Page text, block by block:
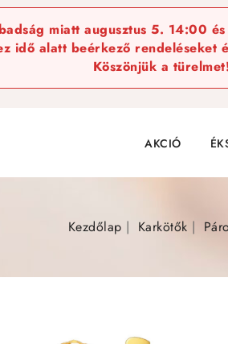
miatt augusztus 5. 14:00
idő alatt beérkező rendeléseket
Köszönjük a
AKCIÓ
Kezdőlap Karkötők